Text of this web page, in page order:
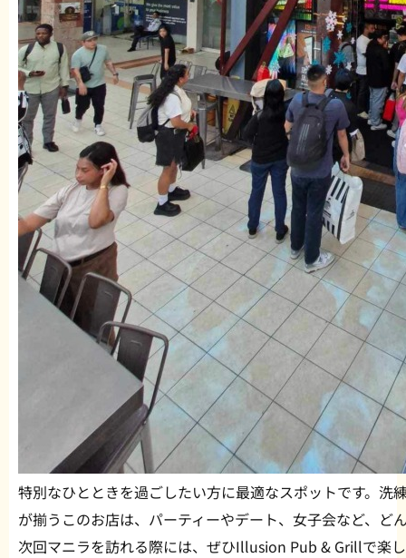
特別なひとときを過ごしたい方に最適なスポットです。洗
が揃うこのお店は、パーティーやデート、女子会など、ど
次回マニラを訪れる際には、ぜひIllusion Pub & Grillで楽